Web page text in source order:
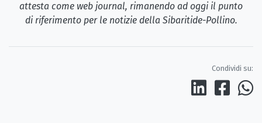
attesta come web journal, rimanendo ad oggi il punto
di riferimento per le notizie della Sibaritide-Pollino.
Condividi su: